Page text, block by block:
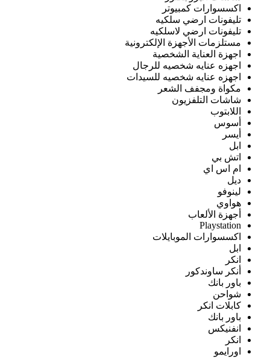
اكسسوارات كمبيوتر
تليفونات ارضي سلكيه
تليفونات ارضي لاسلكيه
مستلزمات الأجهزة الإلكترونية
اجهزة العناية الشخصية
اجهزه عنايه شخصيه للرجال
اجهزه عنايه شخصيه للسيدات
مكواة ومجفف الشعر
شاشات التلفزيون
اللابتوب
أسوس
أيسر
ابل
اتش بي
ام اس اي
ديل
لينوفو
هواوي
أجهزة الألعاب
Playstation
اكسسوارات الموبايلات
ابل
انكر
أنكر ساوندكور
باور بانك
شواحن
كابلات انكر
باور بانك
انفنيكس
انكر
اورايمو